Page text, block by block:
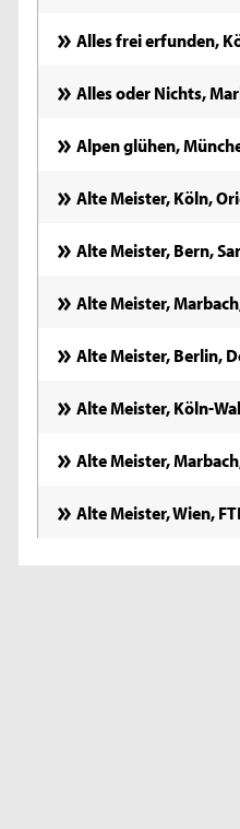
Alles frei erfunden,
Alles oder Nichts,
Alpen glühen,
Alte Meister, Köln,
Alte Meister, Bern,
Alte Meister,
Alte Meister, Berlin,
Alte Meister, Köln-
Alte Meister,
Alte Meister, Wien,